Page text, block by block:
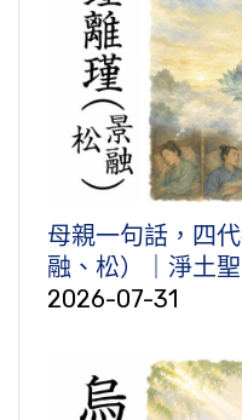
母親一句話，四
融、松）｜淨土
2026-07-31